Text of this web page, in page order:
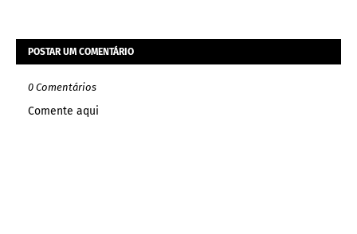
POSTAR UM COMENTÁRIO
0 Comentários
Comente aqui